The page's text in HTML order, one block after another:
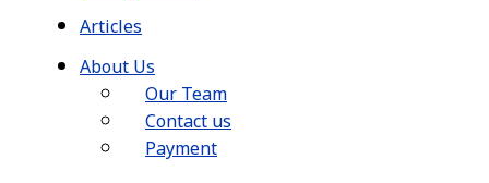
Articles
About Us
Our Team
Contact us
Payment